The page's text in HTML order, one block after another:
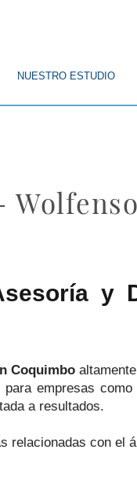
NUESTRO ESTUDIO
y
Coquimbo
para empresas
a resultados.
relacionadas con el